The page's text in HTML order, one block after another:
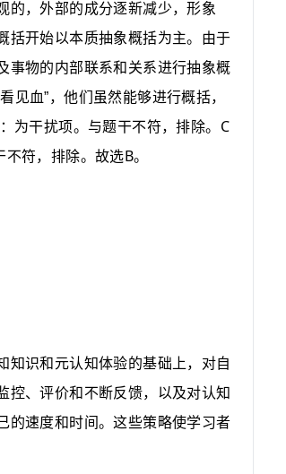
的，外部的成分逐新减少，形象
括开始以本质抽象概括为主。由于
事物的内部联系和关系进行抽象概
见血”，他们虽然能够进行概括，
为干扰项。与题干不符，排除。 C
不符，排除。故选B。
知识和元认知体验的基础上，对自
控、评价和不断反馈，以及对认知
的速度和时间。这些策略使学习者